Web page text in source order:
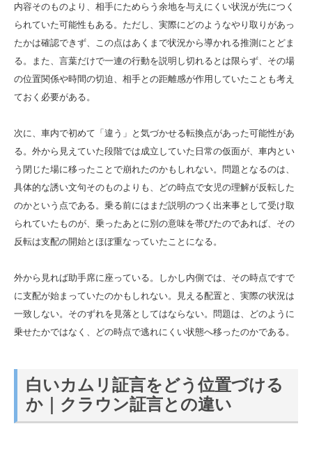
内容そのものより、相手にためらう余地を与えにくい状況が先につく
られていた可能性もある。ただし、実際にどのようなやり取りがあっ
たかは確認できず、この点はあくまで状況から導かれる推測にとどま
る。また、言葉だけで一連の行動を説明し切れるとは限らず、その場
の位置関係や時間の切迫、相手との距離感が作用していたことも考え
ておく必要がある。
次に、車内で初めて「違う」と気づかせる転換点があった可能性があ
る。外から見えていた段階では成立していた日常の仮面が、車内とい
う閉じた場に移ったことで崩れたのかもしれない。問題となるのは、
具体的な誘い文句そのものよりも、どの時点で女児の理解が反転した
のかという点である。乗る前にはまだ説明のつく出来事として受け取
られていたものが、乗ったあとに別の意味を帯びたのであれば、その
反転は支配の開始とほぼ重なっていたことになる。
外から見れば助手席に座っている。しかし内側では、その時点ですで
に支配が始まっていたのかもしれない。見える配置と、実際の状況は
一致しない。そのずれを見落としてはならない。問題は、どのように
乗せたかではなく、どの時点で逃れにくい状態へ移ったのかである。
白いカムリ証言をどう位置づける
か｜クラウン証言との違い